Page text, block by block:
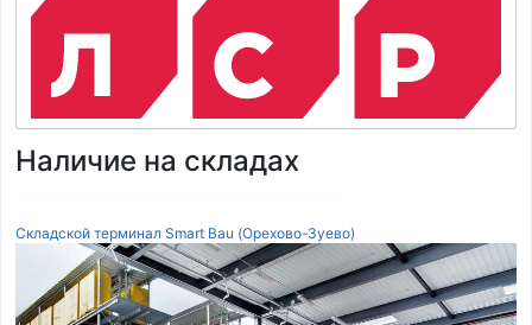
Наличие на складах
Складской терминал Smart Bau (Орехово-Зуево)